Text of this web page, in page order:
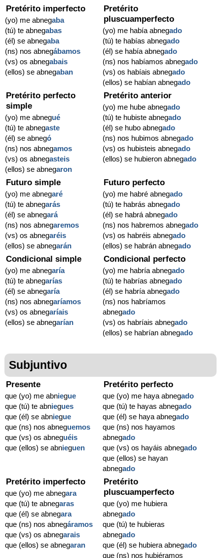
Pretérito imperfecto
(yo) me abnegaba
(tú) te abnegabas
(él) se abnegaba
(ns) nos abnegábamos
(vs) os abnegabais
(ellos) se abnegaban
Pretérito
pluscuamperfecto
(yo) me había abnegado
(tú) te habías abnegado
(él) se había abnegado
(ns) nos habíamos abnegado
(vs) os habíais abnegado
(ellos) se habían abnegado
Pretérito perfecto
simple
(yo) me abnegué
(tú) te abnegaste
(él) se abnegó
(ns) nos abnegamos
(vs) os abnegasteis
(ellos) se abnegaron
Pretérito anterior
(yo) me hube abnegado
(tú) te hubiste abnegado
(él) se hubo abnegado
(ns) nos hubimos abnegado
(vs) os hubisteis abnegado
(ellos) se hubieron abnegado
Futuro simple
(yo) me abnegaré
(tú) te abnegarás
(él) se abnegará
(ns) nos abnegaremos
(vs) os abnegaréis
(ellos) se abnegarán
Futuro perfecto
(yo) me habré abnegado
(tú) te habrás abnegado
(él) se habrá abnegado
(ns) nos habremos abnegado
(vs) os habréis abnegado
(ellos) se habrán abnegado
Condicional simple
(yo) me abnegaría
(tú) te abnegarías
(él) se abnegaría
(ns) nos abnegaríamos
(vs) os abnegaríais
(ellos) se abnegarían
Condicional perfecto
(yo) me habría abnegado
(tú) te habrías abnegado
(él) se habría abnegado
(ns) nos habríamos
abnegado
(vs) os habríais abnegado
(ellos) se habrían abnegado
Subjuntivo
Presente
que (yo) me abniegue
que (tú) te abniegues
que (él) se abniegue
que (ns) nos abneguemos
que (vs) os abneguéis
que (ellos) se abnieguen
Pretérito perfecto
que (yo) me haya abnegado
que (tú) te hayas abnegado
que (él) se haya abnegado
que (ns) nos hayamos
abnegado
que (vs) os hayáis abnegado
que (ellos) se hayan
abnegado
Pretérito imperfecto
que (yo) me abnegara
que (tú) te abnegaras
que (él) se abnegara
que (ns) nos abnegáramos
que (vs) os abnegarais
que (ellos) se abnegaran
Pretérito
pluscuamperfecto
que (yo) me hubiera
abnegado
que (tú) te hubieras
abnegado
que (él) se hubiera abnegado
que (ns) nos hubiéramos